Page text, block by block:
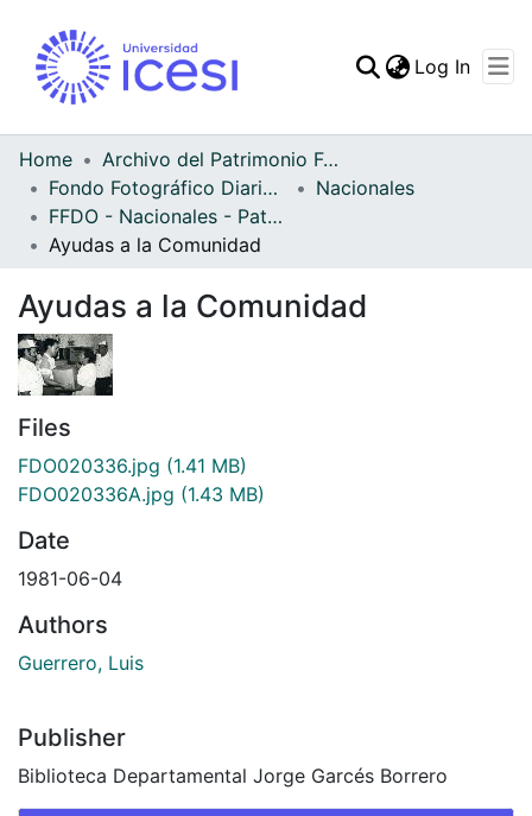
Statistics
Log In
Home
Archivo del Patrimonio Fotográfico y Fílmico del Valle del Cauca
Fondo Fotográfico Diario Occidente
Nacionales
FFDO - Nacionales - Patrimonial
Ayudas a la Comunidad
Ayudas a la Comunidad
Files
FDO020336.jpg (1.41 MB)
FDO020336A.jpg (1.43 MB)
Date
1981-06-04
Authors
Guerrero, Luis
Publisher
Biblioteca Departamental Jorge Garcés Borrero